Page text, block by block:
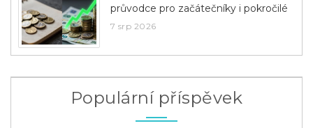
průvodce pro začátečníky i pokročilé
7 srp 2026
Populární příspěvek